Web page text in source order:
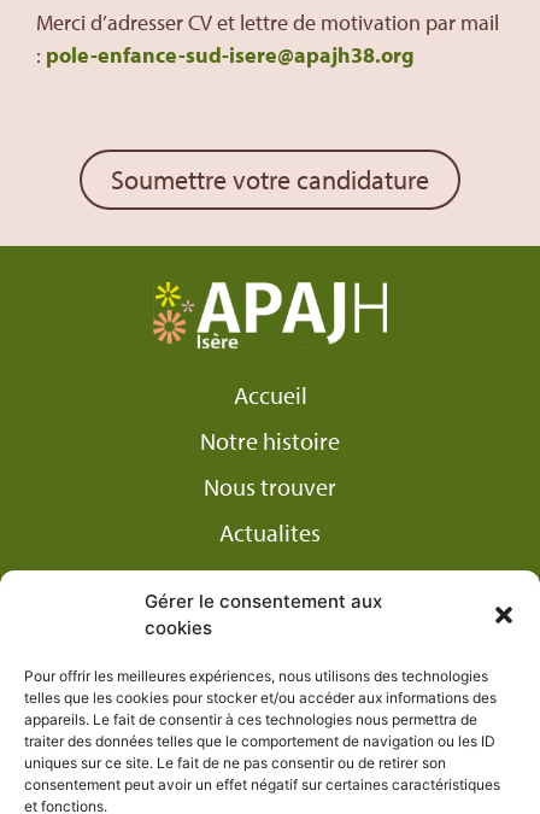
Gérer le consentement aux
cookies
Pour offrir les meilleures expériences, nous utilisons des technologies
telles que les cookies pour stocker et/ou accéder aux informations des
appareils. Le fait de consentir à ces technologies nous permettra de
traiter des données telles que le comportement de navigation ou les ID
uniques sur ce site. Le fait de ne pas consentir ou de retirer son
consentement peut avoir un effet négatif sur certaines caractéristiques
et fonctions.
Merci d’adresser CV et lettre de motivation par mail
: pole-enfance-sud-isere@apajh38.org
Soumettre votre candidature
Accueil
Notre histoire
Nous trouver
Actualites
Carrière
Nous soutenir
Contact